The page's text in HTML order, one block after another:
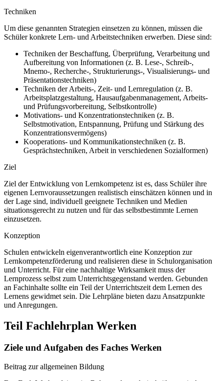
Techniken
Um diese genannten Strategien einsetzen zu können, müssen die
Schüler konkrete Lern- und Arbeitstechniken erwerben. Diese sind:
Techniken der Beschaffung, Überprüfung, Verarbeitung und
Aufbereitung von Informationen (z. B. Lese-, Schreib-,
Mnemo-, Recherche-, Strukturierungs-, Visualisierungs- und
Präsentationstechniken)
Techniken der Arbeits-, Zeit- und Lernregulation (z. B.
Arbeitsplatzgestaltung, Hausaufgabenmanagement, Arbeits-
und Prüfungsvorbereitung, Selbstkontrolle)
Motivations- und Konzentrationstechniken (z. B.
Selbstmotivation, Entspannung, Prüfung und Stärkung des
Konzentrationsvermögens)
Kooperations- und Kommunikationstechniken (z. B.
Gesprächstechniken, Arbeit in verschiedenen Sozialformen)
Ziel
Ziel der Entwicklung von Lernkompetenz ist es, dass Schüler ihre
eigenen Lernvoraussetzungen realistisch einschätzen können und in
der Lage sind, individuell geeignete Techniken und Medien
situationsgerecht zu nutzen und für das selbstbestimmte Lernen
einzusetzen.
Konzeption
Schulen entwickeln eigenverantwortlich eine Konzeption zur
Lernkompetenzförderung und realisieren diese in Schulorganisation
und Unterricht. Für eine nachhaltige Wirksamkeit muss der
Lernprozess selbst zum Unterrichtsgegenstand werden. Gebunden
an Fachinhalte sollte ein Teil der Unterrichtszeit dem Lernen des
Lernens gewidmet sein. Die Lehrpläne bieten dazu Ansatzpunkte
und Anregungen.
Teil Fachlehrplan Werken
Ziele und Aufgaben des Faches Werken
Beitrag zur allgemeinen Bildung